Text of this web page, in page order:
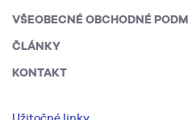
VŠEOBECNÉ OBCHODNÉ
ČLÁNKY
KONTAKT